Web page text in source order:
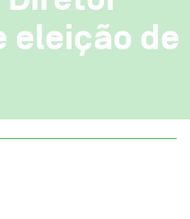
eleição de